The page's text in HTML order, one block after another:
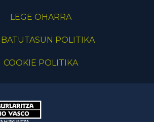
LEGE OHARRA
POLITIKA
COOKIE POLITIKA